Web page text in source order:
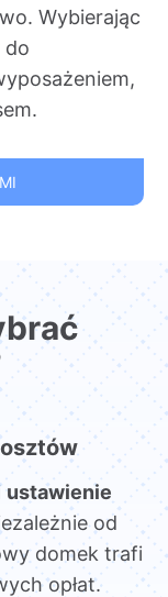
Wybierając
do
ustawienie
od
domek trafi
opłat.